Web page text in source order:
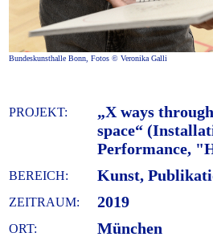
Bundeskunsthalle Bonn, Fotos © Veronika Galli
PROJEKT:
„X ways
space“
Performance,
BEREICH: Kunst,
ZEITRAUM: 2019
ORT: München